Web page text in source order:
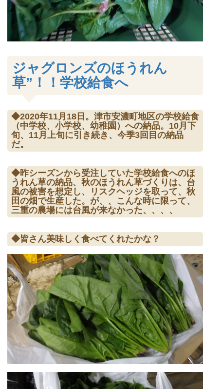
ジャグロンズのほうれん
草”！！学校給食へ
◆2020年11月18日。津市安濃町地区の学校給食
（中学校、小学校、幼稚園）への納品。10月下
旬、11月上旬に引き続き、今季3回目の納品
だ。
◆昨シーズンから受注していた学校給食へのほ
うれん草の納品、秋のほうれん草づくりは、台
風の被害を想定し、リスクヘッジを取って、秋
田の畑で生産した。が、、こんな時に限って、
三重の農場には台風が来なかった、、、、
◆皆さん美味しく食べてくれたかな？